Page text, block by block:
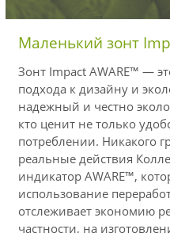
Маленький зонт
Зонт Impact AWARE™ —
подхода к дизайну и
надежный и честно
кто ценит не только
потреблении. Никакого
реальные действия
индикатор AWARE™,
использование
отслеживает экономию
частности, на